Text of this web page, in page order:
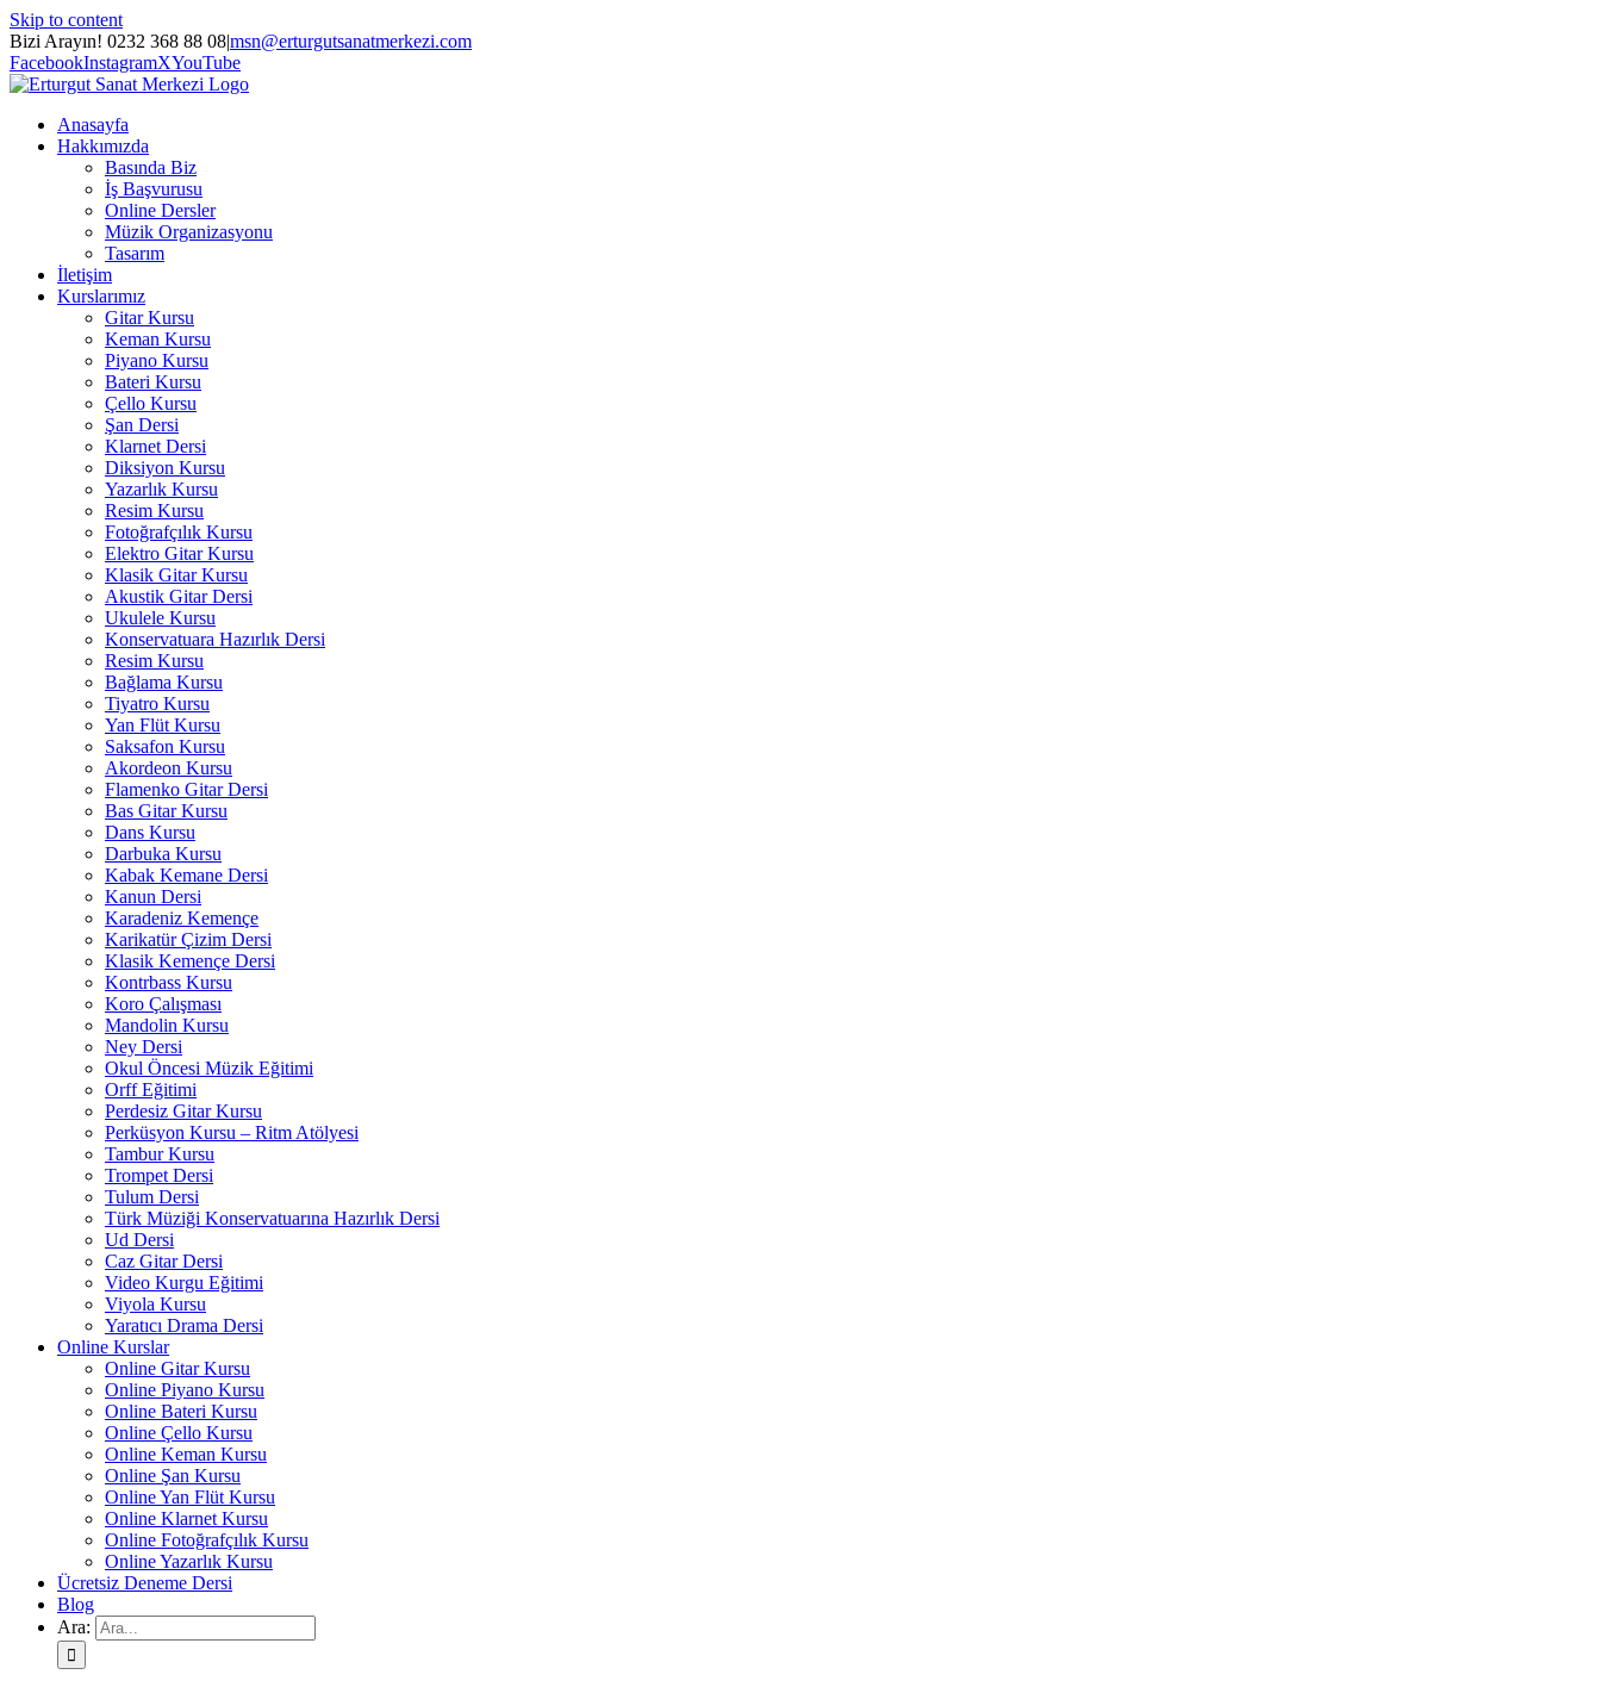
Skip to content
Bizi Arayın! 0232 368 88 08|msn@erturgutsanatmerkezi.com
FacebookInstagramXYouTube
Anasayfa
Hakkımızda
Basında Biz
İş Başvurusu
Online Dersler
Müzik Organizasyonu
Tasarım
İletişim
Kurslarımız
Gitar Kursu
Keman Kursu
Piyano Kursu
Bateri Kursu
Çello Kursu
Şan Dersi
Klarnet Dersi
Diksiyon Kursu
Yazarlık Kursu
Resim Kursu
Fotoğrafçılık Kursu
Elektro Gitar Kursu
Klasik Gitar Kursu
Akustik Gitar Dersi
Ukulele Kursu
Konservatuara Hazırlık Dersi
Resim Kursu
Bağlama Kursu
Tiyatro Kursu
Yan Flüt Kursu
Saksafon Kursu
Akordeon Kursu
Flamenko Gitar Dersi
Bas Gitar Kursu
Dans Kursu
Darbuka Kursu
Kabak Kemane Dersi
Kanun Dersi
Karadeniz Kemençe
Karikatür Çizim Dersi
Klasik Kemençe Dersi
Kontrbass Kursu
Koro Çalışması
Mandolin Kursu
Ney Dersi
Okul Öncesi Müzik Eğitimi
Orff Eğitimi
Perdesiz Gitar Kursu
Perküsyon Kursu – Ritm Atölyesi
Tambur Kursu
Trompet Dersi
Tulum Dersi
Türk Müziği Konservatuarına Hazırlık Dersi
Ud Dersi
Caz Gitar Dersi
Video Kurgu Eğitimi
Viyola Kursu
Yaratıcı Drama Dersi
Online Kurslar
Online Gitar Kursu
Online Piyano Kursu
Online Bateri Kursu
Online Çello Kursu
Online Keman Kursu
Online Şan Kursu
Online Yan Flüt Kursu
Online Klarnet Kursu
Online Fotoğrafçılık Kursu
Online Yazarlık Kursu
Ücretsiz Deneme Dersi
Blog
Ara: